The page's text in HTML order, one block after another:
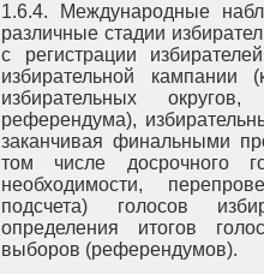
1.6.4. Международные
различные стадии
с регистрации
избирательной кампании
избирательных
референдума),
заканчивая финальными
том числе досрочного
необходимости,
подсчета) голосов
определения итогов
выборов (референдумов).